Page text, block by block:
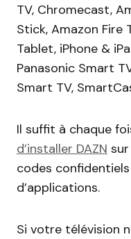
TV, Chromecast,
Stick, Amazon Fire
Tablet, iPhone &
Panasonic Smart
Smart TV,
Il suffit à chaque
d’installer DAZN
codes
d’applications.
Si votre télévision